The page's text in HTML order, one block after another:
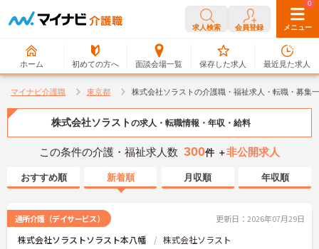
求人検索 会員登録 メニュー
ホーム 初めての方へ 面談会場一覧
0
保存した求人
0
最近見た求人
マイナビ介護職 東京都 株式会社ソラストの介護職・福祉求人・転職・募集
株式会社ソラストの求人・転職情報・年収・給料
この条件の介護・福祉求人数 300件 ＋非公開求人
おすすめ順 新着順 月収順 年収順
通所介護（デイサービス） 更新日：2026年07月29日
株式会社ソラストソラスト本八幡 株式会社ソラスト